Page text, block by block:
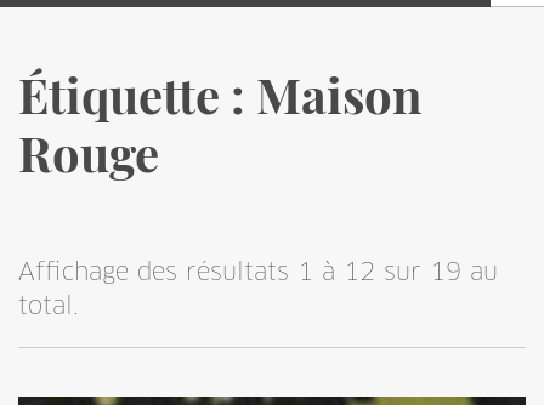
Agenda
Vidéos
Contact
Étiquette : Maison
Rouge
Affichage des résultats 1 à 12 sur 19 au
total.